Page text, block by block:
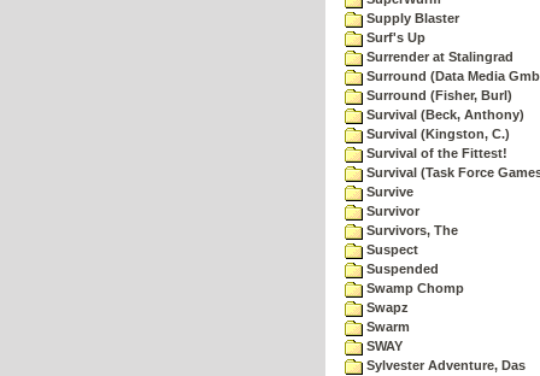
Supply Blaster
Surf's Up
Surrender at Stalingrad
Surround (Data Media
Surround (Fisher, Burl)
Survival (Beck, Anthony)
Survival (Kingston, C.)
Survival of the Fittest!
Survival (Task Force
Survive
Survivor
Survivors, The
Suspect
Suspended
Swamp Chomp
Swapz
Swarm
SWAY
Sylvester Adventure, Das